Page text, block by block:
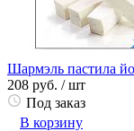
Шармэль пастила
208 руб. / шт
Под заказ
В корзину